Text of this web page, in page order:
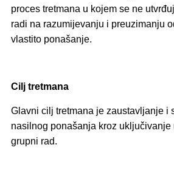
proces tretmana u kojem se ne
radi na razumijevanju i preuzimanju
vlastito ponašanje.
Cilj tretmana
Glavni cilj tretmana je zaustavljanje i
nasilnog ponašanja kroz
grupni rad.